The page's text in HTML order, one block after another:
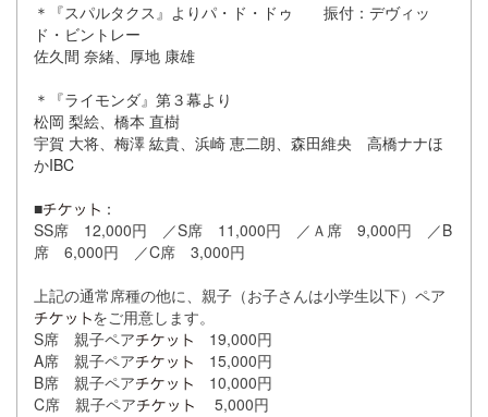
＊『スパルタクス』よりパ・ド・ドゥ 振付：デヴィッ
ド・ビントレー
佐久間 奈緒、厚地 康雄
＊『ライモンダ』第３幕より
松岡 梨絵、橋本 直樹
宇賀 大将、梅澤 紘貴、浜崎 恵二朗、森田維央
高橋ナナほ
かIBC
■
：
SS席 12,000円 ／S席 11,000円 ／Ａ席 9,000円 ／B
席 6,000円 ／C席 3,000円
上記の通常席種の他に、親子（お子さんは小学生以下）ペア
をご用意します。
S席 親子ペア
19,000円
A席 親子ペア
15,000円
B席 親子ペア
10,000円
C席 親子ペア
5,000円